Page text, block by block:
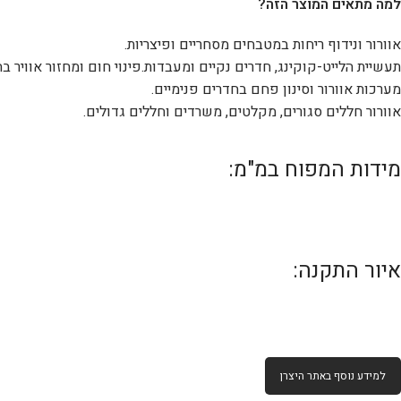
למה מתאים המוצר הזה?
אוורור ונידוף ריחות במטבחים מסחריים ופיצריות.
תעשיית הלייט-קוקינג, חדרים נקיים ומעבדות.פינוי חום ומחזור
מערכות אוורור וסינון פחם בחדרים פנימיים.
אוורור חללים סגורים, מקלטים, משרדים וחללים גדולים.
מידות המפוח במ"מ:
איור התקנה:
למידע נוסף באתר היצרן